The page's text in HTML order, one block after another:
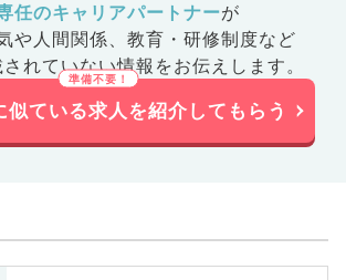
任のキャリアパートナーが
や人間関係、 教育・研修制度など
れていない情報をお伝えします。
似ている求人を紹介してもらう